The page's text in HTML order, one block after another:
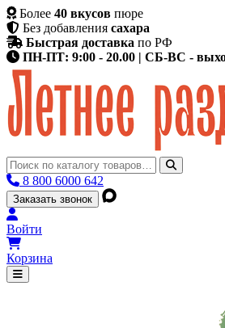
Более 40 вкусов пюре
Без добавления сахара
Быстрая доставка по РФ
ПН-ПТ: 9:00 - 20.00 | СБ-ВС -
8 800 6000 642
Заказать звонок
Войти
Корзина